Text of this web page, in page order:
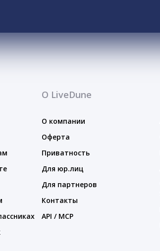
О LiveDune
О компании
Оферта
Приватность
Для юр.лиц
Для партнеров
Контакты
API / MCP